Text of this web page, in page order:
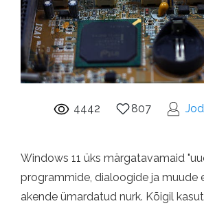
4442 807
Windows 11 üks märgatavamaid
programmide, dialoogide ja muude
akende ümardatud nurk. Kõigil